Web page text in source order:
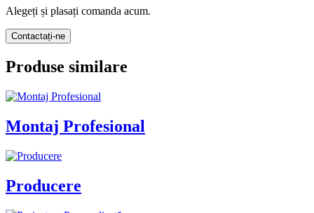
Alegeți și plasați comanda acum.
Contactați-ne
Produse similare
Montaj Profesional
Producere